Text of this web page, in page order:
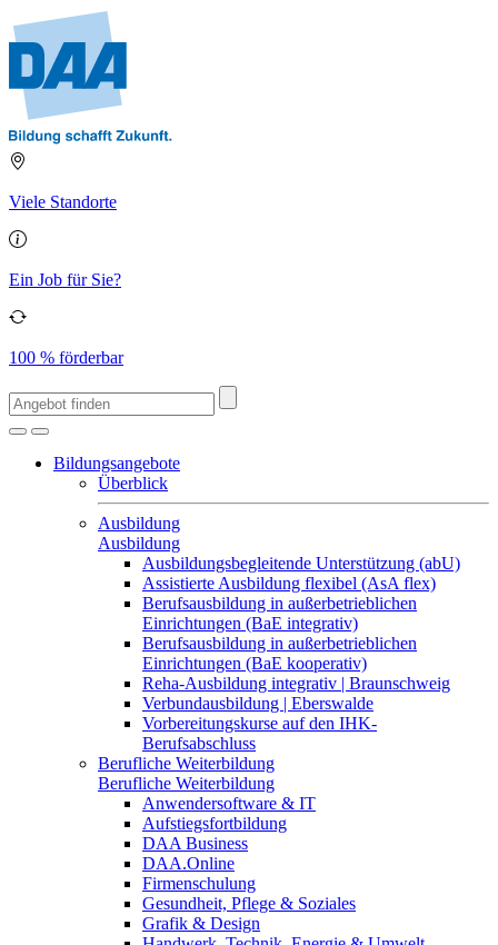
Viele Standorte
Ein Job für Sie?
100 % förderbar
Bildungsangebote
Überblick
Ausbildung
Ausbildung
Ausbildungsbegleitende Unterstützung (abU)
Assistierte Ausbildung flexibel (AsA flex)
Berufsausbildung in außerbetrieblichen
Einrichtungen (BaE integrativ)
Berufsausbildung in außerbetrieblichen
Einrichtungen (BaE kooperativ)
Reha-Ausbildung integrativ | Braunschweig
Verbundausbildung | Eberswalde
Vorbereitungskurse auf den IHK-
Berufsabschluss
Berufliche Weiterbildung
Berufliche Weiterbildung
Anwendersoftware & IT
Aufstiegsfortbildung
DAA Business
DAA.Online
Firmenschulung
Gesundheit, Pflege & Soziales
Grafik & Design